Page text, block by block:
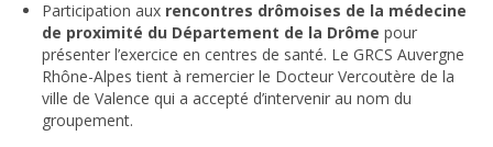
Participation aux rencontres drômoises de la médecine
de proximité du Département de la Drôme pour
présenter l’exercice en centres de santé. Le GRCS Auvergne
Rhône-Alpes tient à remercier le Docteur Vercoutère de la
ville de Valence qui a accepté d’intervenir au nom du
groupement.